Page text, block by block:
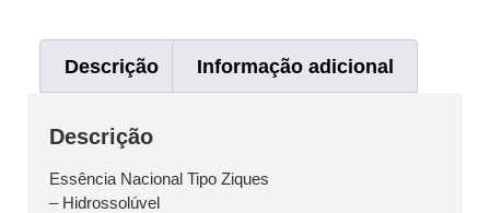
Descrição Informação adicional
Descrição
Essência Nacional Tipo Ziques
– Hidrossolúvel